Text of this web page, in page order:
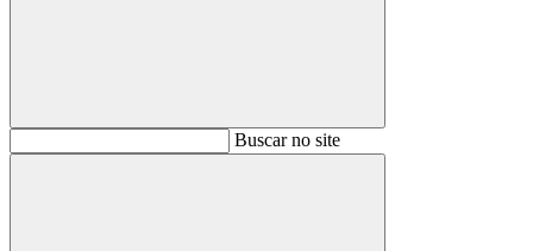
BuscarBuscar no site